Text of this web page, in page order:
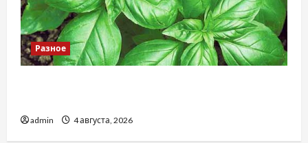
Разное
admin 4 августа, 2026